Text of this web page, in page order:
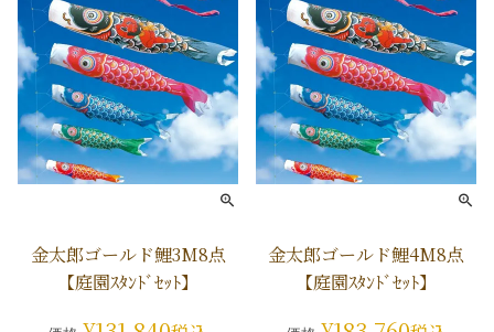
金太郎ゴールド鯉3M8点
【庭園ｽﾀﾝﾄﾞｾｯﾄ】
金太郎ゴールド鯉4M8点
【庭園ｽﾀﾝﾄﾞｾｯﾄ】